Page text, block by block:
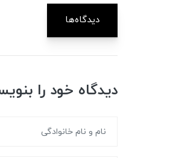
دیدگاه‌ها
دیدگاه خود را